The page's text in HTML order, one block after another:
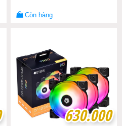
Còn hàng
630.000
630.000